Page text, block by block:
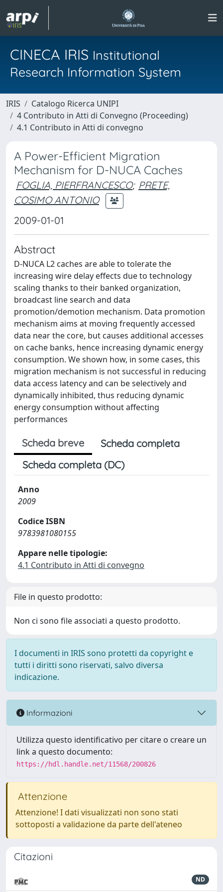
CINECA IRIS Institutional
Research Information System
IRIS
Catalogo Ricerca UNIPI
4 Contributo in Atti di Convegno (Proceeding)
4.1 Contributo in Atti di convegno
A Power-Efficient Migration
Mechanism for D-NUCA Caches
FOGLIA, PIERFRANCESCO; PRETE,
COSIMO ANTONIO
2009-01-01
Abstract
D-NUCA L2 caches are able to tolerate the
increasing wire delay effects due to technology
scaling thanks to their banked organization,
broadcast line search and data
promotion/demotion mechanism. Data promotion
mechanism aims at moving frequently accessed
data near the core, but causes additional accesses
on cache banks, hence increasing dynamic energy
consumption. We shown how, in some cases, this
migration mechanism is not successful in reducing
data access latency and can be selectively and
dynamically inhibited, thus reducing dynamic
energy consumption without affecting
performances
Scheda breve
Scheda completa
Scheda completa (DC)
Anno
2009
Codice ISBN
9783981080155
Appare nelle tipologie:
4.1 Contributo in Atti di convegno
File in questo prodotto:
Non ci sono file associati a questo prodotto.
I documenti in IRIS sono protetti da copyright e
tutti i diritti sono riservati, salvo diversa
indicazione.
Informazioni
Utilizza questo identificativo per citare o creare un
link a questo documento:
https://hdl.handle.net/11568/200826
Attenzione
Attenzione! I dati visualizzati non sono stati
sottoposti a validazione da parte dell'ateneo
Citazioni
ND